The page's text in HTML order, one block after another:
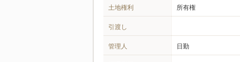
土地権利 所有権
引渡し
管理人 日勤